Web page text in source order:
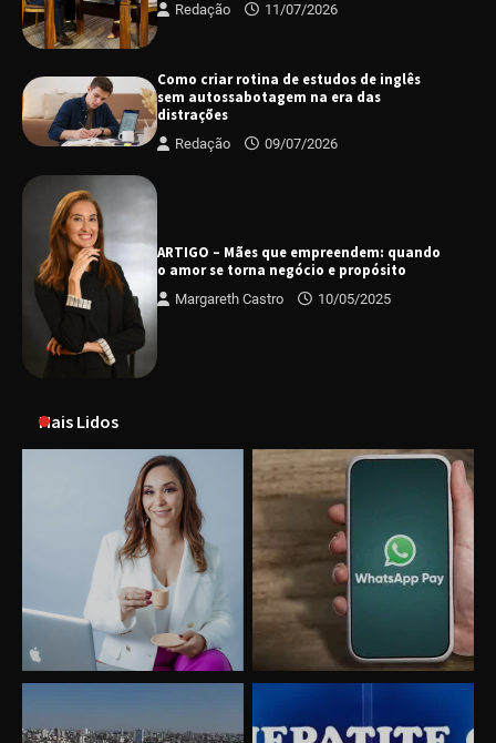
Redação 11/07/2026
Como criar rotina de estudos de inglês
sem autossabotagem na era das
distrações
Redação 09/07/2026
ARTIGO – Mães que empreendem: quando
o amor se torna negócio e propósito
Margareth Castro 10/05/2025
Mais Lidos